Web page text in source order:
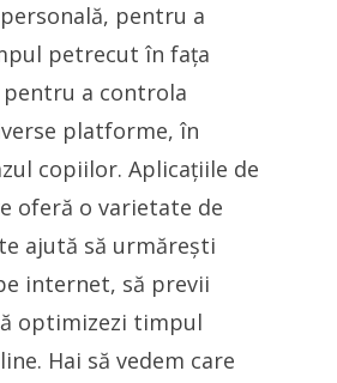
pentru a
petrecut în fața
a controla
platforme, în
copiilor. Aplicațiile de
oferă o varietate de
ajută să urmărești
internet, să previi
optimizezi timpul
Hai să vedem care